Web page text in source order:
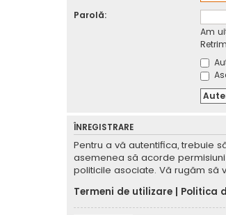
Parolă:
Am
ÎNREGISTRARE
Pentru a vă autentifica, trebuie
asemenea să acorde
politicile asociate. Vă rugăm să
Termeni de utilizare
Politica